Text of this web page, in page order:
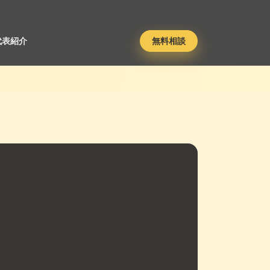
紹介 無料相談